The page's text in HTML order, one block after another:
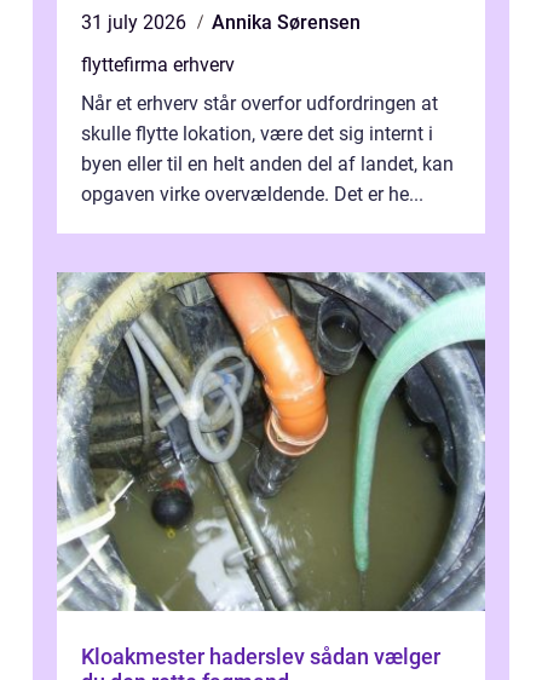
31 july 2026
Annika Sørensen
flyttefirma erhverv
Når et erhverv står overfor udfordringen at
skulle flytte lokation, være det sig internt i
byen eller til en helt anden del af landet, kan
opgaven virke overvældende. Det er he...
Kloakmester haderslev sådan vælger